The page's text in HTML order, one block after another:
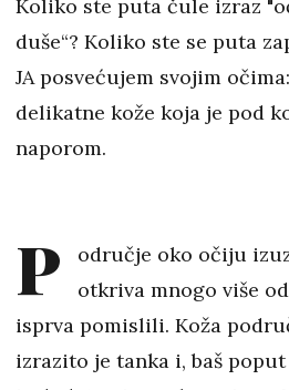
Koliko ste puta čule izraz
duše“? Koliko ste se puta
JA posvećujem svojim
delikatne kože koja je pod
naporom.
P
odručje oko očiju
otkriva mnogo više
isprva pomislili. Koža
izrazito je tanka i, baš